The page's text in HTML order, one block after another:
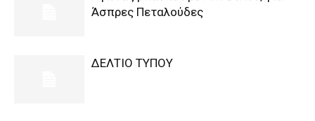
Άσπρες Πεταλούδες
ΔΕΛΤΙΟ ΤΥΠΟΥ